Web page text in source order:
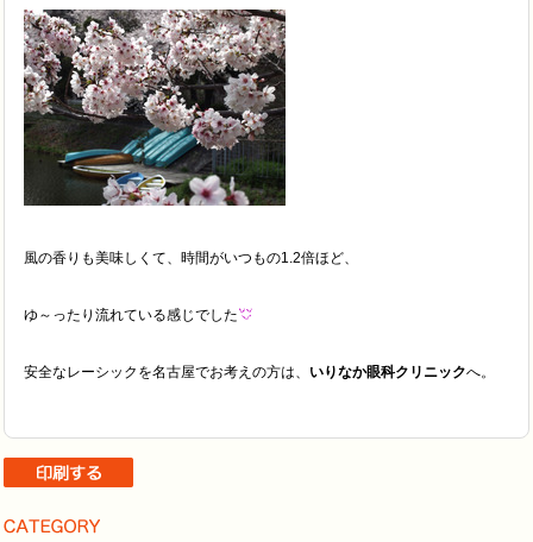
風の香りも美味しくて、時間がいつもの1.2倍ほど、
ゆ～ったり流れている感じでした
安全なレーシックを名古屋でお考えの方は、 いりなか眼科クリニックへ。